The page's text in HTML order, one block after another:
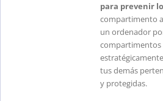
para prevenir
compartimento
un ordenador
tus demás
y protegidas.